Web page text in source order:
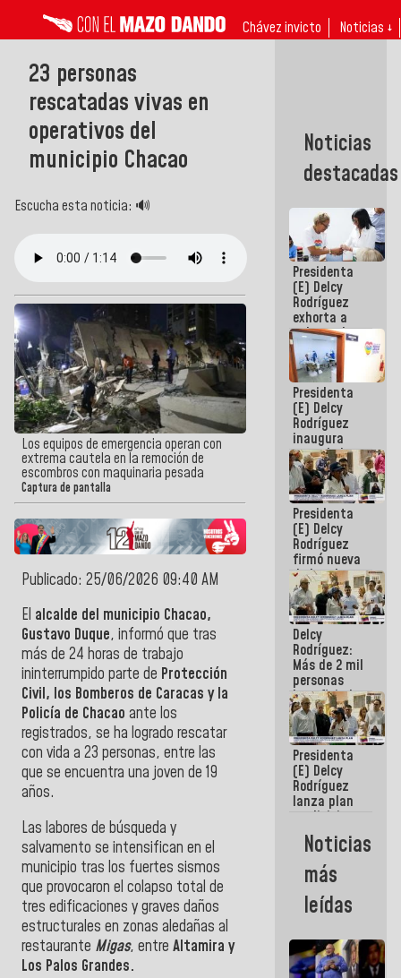
Chávez invicto Noticias ↓
23 personas
rescatadas vivas en
operativos del
municipio Chacao
Escucha esta noticia: 🔊
Los equipos de emergencia operan con
extrema cautela en la remoción de
escombros con maquinaria pesada
Captura de pantalla
Publicado: 25/06/2026 09:40 AM
El alcalde del municipio Chacao,
Gustavo Duque, informó que tras
más de 24 horas de trabajo
ininterrumpido parte de Protección
Civil, los Bomberos de Caracas y la
Policía de Chacao ante los
registrados, se ha logrado rescatar
con vida a 23 personas, entre las
que se encuentra una joven de 19
años.
Las labores de búsqueda y
salvamento se intensifican en el
municipio tras los fuertes sismos
que provocaron el colapso total de
tres edificaciones y graves daños
estructurales en zonas aledañas al
restaurante Migas, entre Altamira y
Los Palos Grandes.
Noticias
destacadas
Presidenta
(E) Delcy
Rodríguez
exhorta a
gobernadores
y alcaldes a
edificar
casas para
abuelos
Presidenta
(E) Delcy
Rodríguez
inaugura
casa de los
Abuelos
Primavera
en Caracas
Presidenta
(E) Delcy
Rodríguez
firmó nueva
de Ley de
Arrendamiento
aprobada
por la AN
Delcy
Rodríguez:
Más de 2 mil
personas
beneficiadas
con planes
para
atención de
emergencia
sísmica en
la última
semana
Presidenta
(E) Delcy
Rodríguez
lanza plan
crediticio
con subsidio
a Juntas de
Condominio
Noticias
más
leídas